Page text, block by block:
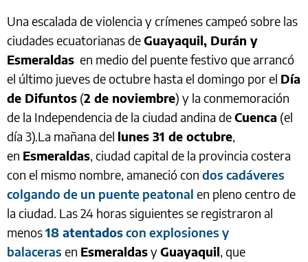
Una escalada de violencia y crímenes campeó sobre las
ciudades ecuatorianas deGuayaquil, Durán y
Esmeraldas en medio del puente festivo que arrancó
el último jueves de octubre hasta el domingo por el Día
de Difuntos (2 de noviembre) y la conmemoración
de la Independencia de la ciudad andina deCuenca (el
día 3).La mañana del lunes 31 de octubre,
en Esmeraldas, ciudad capital de la provincia costera
con el mismo nombre, amaneció con dos cadáveres
colgando de un puente peatonal en pleno centro de
la ciudad. Las 24 horas siguientes se registraron al
menos18 atentadoscon explosiones y
balaceras en EsmeraldasyGuayaquil, que